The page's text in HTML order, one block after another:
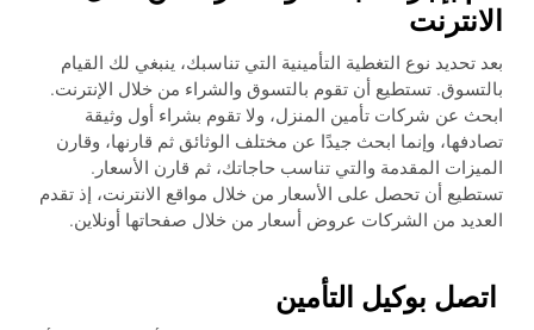
الانترنت
بعد تحديد نوع التغطية التأمينية التي تناسبك، ينبغي لك القيام
بالتسوق. تستطيع أن تقوم بالتسوق والشراء من خلال الإنترنت.
ابحث عن شركات تأمين المنزل، ولا تقوم بشراء أول وثيقة
تصادفها، وإنما ابحث جيدًا عن مختلف الوثائق ثم قارنها، وقارن
الميزات المقدمة والتي تناسب حاجاتك، ثم قارن الأسعار.
تستطيع أن تحصل على الأسعار من خلال مواقع الانترنت، إذ تقدم
العديد من الشركات عروض أسعار من خلال صفحاتها أونلاين.
اتصل بوكيل التأمين